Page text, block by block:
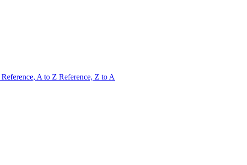
Reference, A to Z Reference, Z to A